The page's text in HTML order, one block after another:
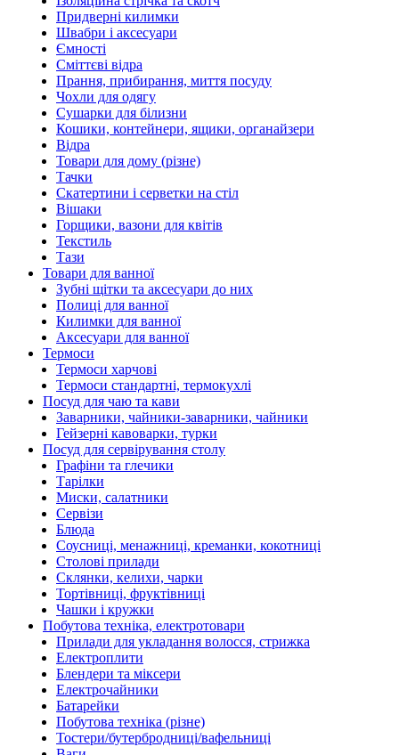
Придверні килимки
Швабри і аксесуари
Ємності
Сміттєві відра
Прання, прибирання, миття посуду
Чохли для одягу
Сушарки для білизни
Кошики, контейнери, ящики, органайзери
Відра
Товари для дому (різне)
Тачки
Скатертини і серветки на стіл
Вішаки
Горщики, вазони для квітів
Текстиль
Тази
Товари для ванної
Зубні щітки та аксесуари до них
Полиці для ванної
Килимки для ванної
Аксесуари для ванної
Термоси
Термоси харчові
Термоси стандартні, термокухлі
Посуд для чаю та кави
Заварники, чайники-заварники, чайники
Гейзерні кавоварки, турки
Посуд для сервірування столу
Графіни та глечики
Тарілки
Миски, салатники
Сервізи
Блюда
Соусниці, менажниці, креманки, кокотниці
Столові прилади
Склянки, келихи, чарки
Тортівниці, фруктівниці
Чашки і кружки
Побутова техніка, електротовари
Прилади для укладання волосся, стрижка
Електроплити
Блендери та міксери
Електрочайники
Батарейки
Побутова техніка (різне)
Тостери/бутербродниці/вафельниці